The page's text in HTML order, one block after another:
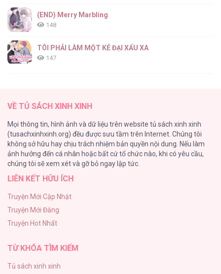
(END) Merry Marbling
148
TÔI PHẢI LÀM MỘT KẺ ĐẠI XẤU XA
147
116
Làm vị cứu tinh thật dễ dàng
113
|END| Định Tên Mối Quan Hệ
Phạm Luật
106
VỀ TỦ SÁCH XINH XINH
Mọi thông tin, hình ảnh và dữ liệu trên website tủ sách xinh xinh
(tusachxinhxinh.org) đều được sưu tầm trên Internet. Chúng tôi
không sở hữu hay chịu trách nhiệm bản quyền nội dung. Nếu làm
ảnh hưởng đến cá nhân hoặc bất cứ tổ chức nào, khi có yêu cầu,
chúng tôi sẽ xem xét và gỡ bỏ ngay lập tức.
LIÊN KẾT HỮU ÍCH
Truyện Mới Cập Nhật
Truyện Mới Đăng
Truyện Hot Nhất
TỪ KHÓA TÌM KIẾM
Tủ sách xinh xinh